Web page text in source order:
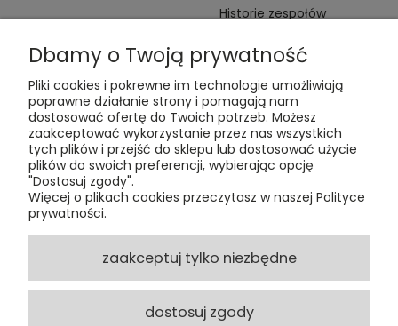
Historie zespołów
Kontakt:
t:+48 609 155 327
e:vinyltamka@gmail.com
ul. Chmielna 20, 00-020 Warszawa
Dbamy o Twoją prywatność
Pliki cookies i pokrewne im technologie umożliwiają
poprawne działanie strony i pomagają nam
dostosować ofertę do Twoich potrzeb. Możesz
zaakceptować wykorzystanie przez nas wszystkich
tych plików i przejść do sklepu lub dostosować użycie
plików do swoich preferencji, wybierając opcję
"Dostosuj zgody".
Więcej o plikach cookies przeczytasz w naszej Polityce
prywatności.
zaakceptuj tylko niezbędne
dostosuj zgody